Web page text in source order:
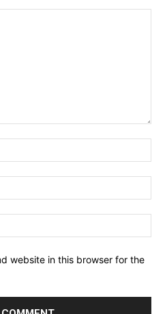
website in this browser for the